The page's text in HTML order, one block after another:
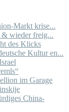
Markt krise...
& wieder freig...
des Klicks
Kultur en...
im Garage
China-